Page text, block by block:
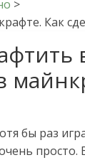
>
Как
бы раз